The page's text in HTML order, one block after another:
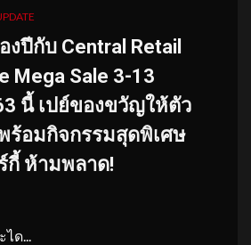
ปีกับ Central Retail
Mega Sale 3-13
นี้ เปย์ของขวัญให้ตัว
ร้อมกิจกรรมสุดพิเศษ
กี้ ห้ามพลาด!
ด...